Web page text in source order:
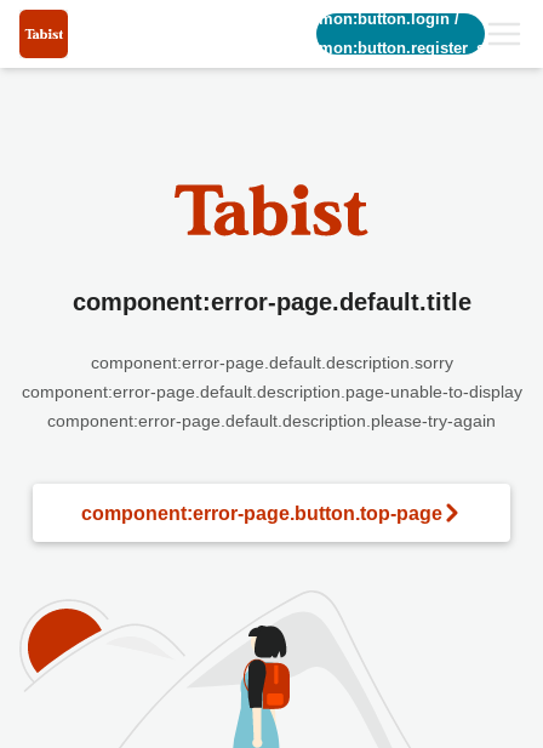
common:button.login/
common:button.register_short
component:error-page.default.title
component:error-page.default.description.sorry
component:error-page.default.description.page-unable-to-display
component:error-page.default.description.please-try-again
component:error-page.button.top-page